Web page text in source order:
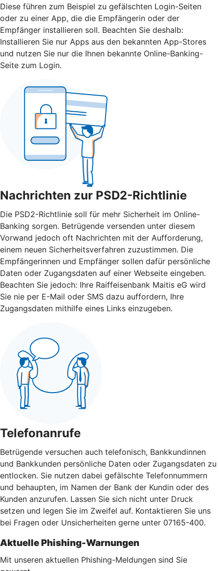
Diese führen zum Beispiel zu gefälschten Login-Seiten
oder zu einer App, die die Empfängerin oder der
Empfänger installieren soll. Beachten Sie deshalb:
Installieren Sie nur Apps aus den bekannten App-Stores
und nutzen Sie nur die Ihnen bekannte Online-Banking-
Seite zum Login.
Nachrichten zur PSD2-Richtlinie
Die PSD2-Richtlinie soll für mehr Sicherheit im Online-
Banking sorgen. Betrügende versenden unter diesem
Vorwand jedoch oft Nachrichten mit der Aufforderung,
einem neuen Sicherheitsverfahren zuzustimmen. Die
Empfängerinnen und Empfänger sollen dafür persönliche
Daten oder Zugangsdaten auf einer Webseite eingeben.
Beachten Sie jedoch: Ihre Raiffeisenbank Maitis eG wird
Sie nie per E-Mail oder SMS dazu auffordern, Ihre
Zugangsdaten mithilfe eines Links einzugeben.
Telefonanrufe
Betrügende versuchen auch telefonisch, Bankkundinnen
und Bankkunden persönliche Daten oder Zugangsdaten zu
entlocken. Sie nutzen dabei gefälschte Telefonnummern
und behaupten, im Namen der Bank der Kundin oder des
Kunden anzurufen. Lassen Sie sich nicht unter Druck
setzen und legen Sie im Zweifel auf. Kontaktieren Sie uns
bei Fragen oder Unsicherheiten gerne unter 07165-400.
Aktuelle Phishing-Warnungen
Mit unseren aktuellen Phishing-Meldungen sind Sie